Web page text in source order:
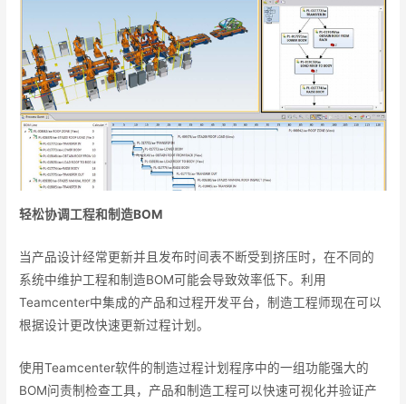
轻松协调工程和制造BOM
当产品设计经常更新并且发布时间表不断受到挤压时，在不同的
系统中维护工程和制造BOM可能会导致效率低下。利用
Teamcenter中集成的产品和过程开发平台，制造工程师现在可以
根据设计更改快速更新过程计划。
使用Teamcenter软件的制造过程计划程序中的一组功能强大的
BOM问责制检查工具，产品和制造工程可以快速可视化并验证产